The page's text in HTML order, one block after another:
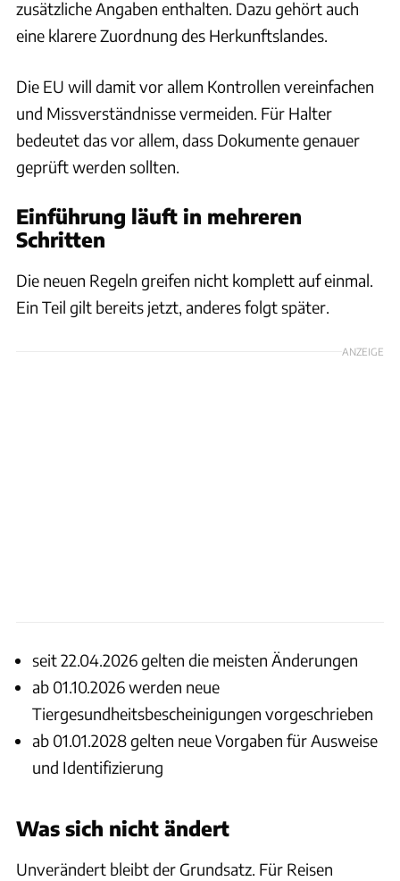
zusätzliche Angaben enthalten. Dazu gehört auch
eine klarere Zuordnung des Herkunftslandes.
Die EU will damit vor allem Kontrollen vereinfachen
und Missverständnisse vermeiden. Für Halter
bedeutet das vor allem, dass Dokumente genauer
geprüft werden sollten.
Einführung läuft in mehreren
Schritten
Die neuen Regeln greifen nicht komplett auf einmal.
Ein Teil gilt bereits jetzt, anderes folgt später.
ANZEIGE
seit 22.04.2026 gelten die meisten Änderungen
ab 01.10.2026 werden neue
Tiergesundheitsbescheinigungen vorgeschrieben
ab 01.01.2028 gelten neue Vorgaben für Ausweise
und Identifizierung
Was sich nicht ändert
Unverändert bleibt der Grundsatz. Für Reisen